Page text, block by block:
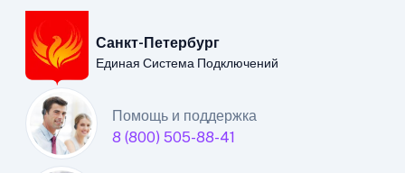
Санкт-Петербург
Единая Система Подключений
Помощь и поддержка
8 (800) 505-88-41
Санкт-Петербургский
филиал